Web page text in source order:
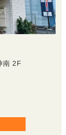
南 2F